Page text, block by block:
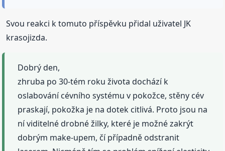
Svou reakci k tomuto příspěvku přidal uživatel JK
krasojizda.
Dobrý den,
zhruba po 30-tém roku života dochází k
oslabování cévního systému v pokožce, stěny cév
praskají, pokožka je na dotek citlivá. Proto jsou na
ní viditelné drobné žilky, které je možné zakrýt
dobrým make-upem, čí případně odstranit